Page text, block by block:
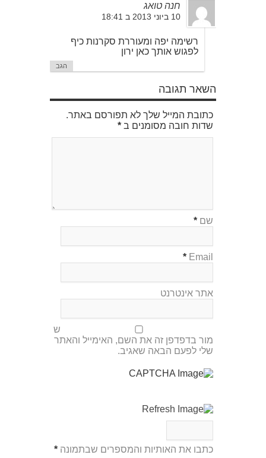
חנה טואג
10 ביוני 2013 ב 18:41
רשימה יפה ומעוררת סקרנות כיף
לפגוש אותך כאן ירון
הגב
השאר תגובה
כתובת המייל שלך לא תפורסם באתר.
שדות חובה מסומנים ב *
שם *
Email
*
אתר אינטרנט
ש
מור בדפדפן זה את השם, האימייל והאתר
שלי לפעם הבאה שאגיב.
כתבו את האותיות והמספרים שבתמונה *